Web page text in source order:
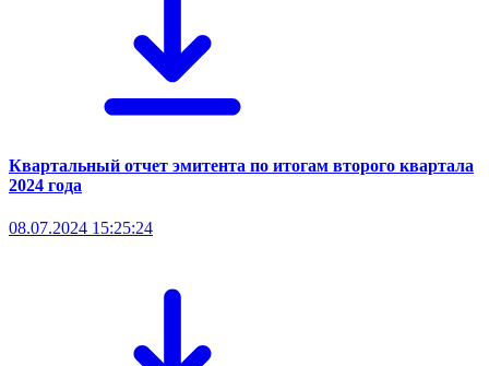
Квартальный отчет эмитента по итогам второго квартала
2024 года
08.07.2024 15:25:24